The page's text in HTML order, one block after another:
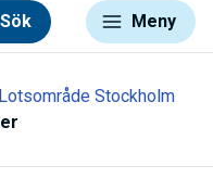
Sök Meny
Lotsområde Stockholm